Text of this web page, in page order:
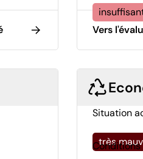
Vers
Situation
très